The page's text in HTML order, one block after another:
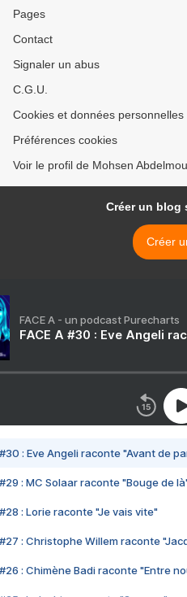
Pages
Contact
Signaler un abus
C.G.U.
Cookies et données personnelles
Préférences cookies
Voir le profil de Mohsen
Créer un blog
Créer
FACE A - un podcast Purecharts
FACE A #30 : Eve Angeli
#30 : Eve Angeli raconte "Avant de
#29 : MC Solaar raconte "Bouge de
#28 : Lorie raconte "Je vais vite"
#27 : Christophe Willem raconte
#26 : Chimène Badi raconte "Entre